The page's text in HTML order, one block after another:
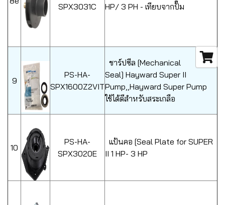
SPX3031C HP/ 3 PH - เทียบจากปั๊ม
9
PS-HA-
SPX1600Z2VIT
ชาร์ปซีล [Mechanical
Seal] Hayward Super II
Pump,,Hayward Super Pump
ใช้ได้ดีสำหรับสระเกลือ
10
PS-HA-
SPX3020E
แป้นคอ [Seal Plate for SUPER
II 1 HP- 3 HP